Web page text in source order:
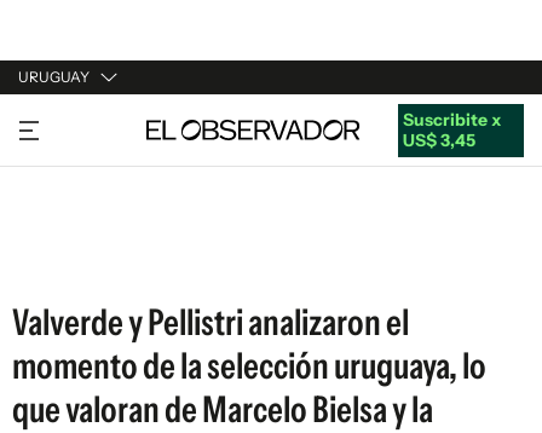
URUGUAY
URUGUAY
ARGENTINA
Suscribite x
US$ 3,45
Valverde y Pellistri analizaron el
momento de la selección uruguaya, lo
que valoran de Marcelo Bielsa y la